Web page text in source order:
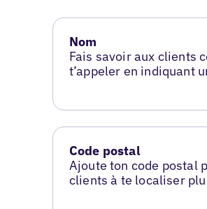
Nom
Fais savoir aux clients
t’appeler en indiquant
Code postal
Ajoute ton code postal
clients à te localiser